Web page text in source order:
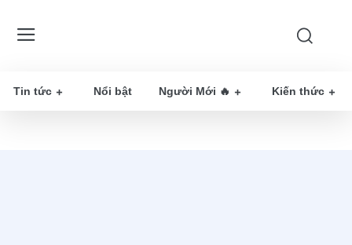
Tin tức Nổi bật Người Mới 🔥 Kiến thức